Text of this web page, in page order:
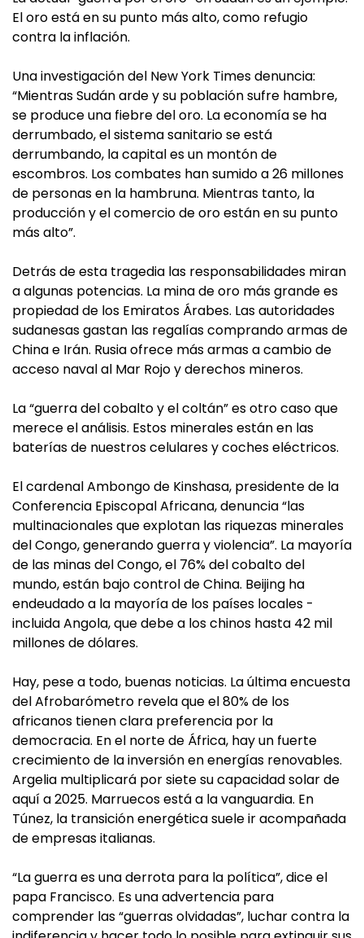
El oro está en su punto más alto, como refugio
contra la inflación.
Una investigación del New York Times denuncia:
“Mientras Sudán arde y su población sufre hambre,
se produce una fiebre del oro. La economía se ha
derrumbado, el sistema sanitario se está
derrumbando, la capital es un montón de
escombros. Los combates han sumido a 26 millones
de personas en la hambruna. Mientras tanto, la
producción y el comercio de oro están en su punto
más alto”.
Detrás de esta tragedia las responsabilidades miran
a algunas potencias. La mina de oro más grande es
propiedad de los Emiratos Árabes. Las autoridades
sudanesas gastan las regalías comprando armas de
China e Irán. Rusia ofrece más armas a cambio de
acceso naval al Mar Rojo y derechos mineros.
La “guerra del cobalto y el coltán” es otro caso que
merece el análisis. Estos minerales están en las
baterías de nuestros celulares y coches eléctricos.
El cardenal Ambongo de Kinshasa, presidente de la
Conferencia Episcopal Africana, denuncia “las
multinacionales que explotan las riquezas minerales
del Congo, generando guerra y violencia”. La mayoría
de las minas del Congo, el 76% del cobalto del
mundo, están bajo control de China. Beijing ha
endeudado a la mayoría de los países locales -
incluida Angola, que debe a los chinos hasta 42 mil
millones de dólares.
Hay, pese a todo, buenas noticias. La última encuesta
del Afrobarómetro revela que el 80% de los
africanos tienen clara preferencia por la
democracia. En el norte de África, hay un fuerte
crecimiento de la inversión en energías renovables.
Argelia multiplicará por siete su capacidad solar de
aquí a 2025. Marruecos está a la vanguardia. En
Túnez, la transición energética suele ir acompañada
de empresas italianas.
“La guerra es una derrota para la política”, dice el
papa Francisco. Es una advertencia para
comprender las “guerras olvidadas”, luchar contra la